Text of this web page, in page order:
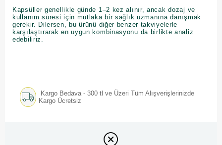
Kapsüller genellikle günde 1–2 kez alınır, ancak dozaj ve
kullanım süresi için mutlaka bir sağlık uzmanına danışmak
gerekir. Dilersen, bu ürünü diğer benzer takviyelerle
karşılaştırarak en uygun kombinasyonu da birlikte analiz
edebiliriz.
Kargo Bedava - 300 tl ve Üzeri Tüm Alışverişlerinizde
Kargo Ücretsiz